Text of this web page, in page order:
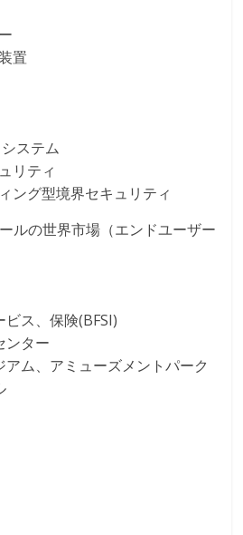
置
ステム
リティ
ング型境界セキュリティ
ルの世界市場（エンドユーザー
ビス、保険(BFSI)
ンター
アム、アミューズメントパーク